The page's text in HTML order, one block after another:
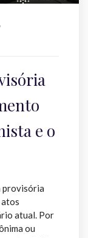
e o
provisória
atual. Por
ou